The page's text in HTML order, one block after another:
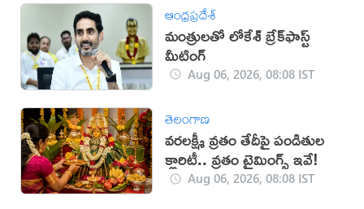
ఆంధ్రప్రదేశ్
మంత్రులతో లోకేశ్ బ్రేక్‌ఫాస్ట్
మీటింగ్
Aug 06, 2026, 08:08 IST
తెలంగాణ
వరలక్ష్మీ వ్రతం తేదీపై పండితుల
క్లారిటీ.. వ్రతం టైమింగ్స్ ఇవే!
Aug 06, 2026, 08:08 IST